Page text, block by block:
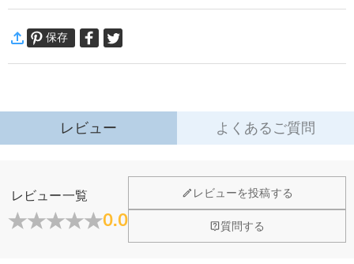
大切な人へ、自分へのご褒美に。特別な時に贈るオリジナルネックレス。
あなただけの一品をおつくりします。
ネックレス詳細
素材:シルバー合金
万一、ご注文商品にご満足いただけない場合は、商品が到着後60日
保存
レビュー よくあるご質問
レビュー一覧
0.0
レビューを投稿する
質問する
ジュエリーについて
店頭や実店舗とかありますか？
店舗に費やす家賃や保険、人的労力等のコストを節約して、商